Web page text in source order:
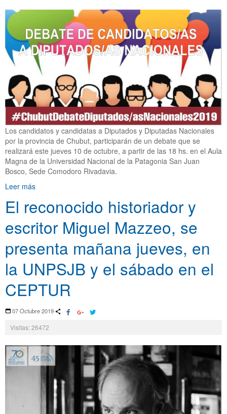
Los candidatos y candidatas a Diputados y Diputadas Nacionales
por la provincia de Chubut, participarán de un debate que se
realizará este jueves 10 de octubre, a partir de las 18 hs. en el Aula
Magna de la Universidad Nacional de la Patagonia San Juan
Bosco, Sede Comodoro Rivadavia.
Leer más
El reconocido historiador y
escritor Miguel Mazzeo, se
presenta mañana jueves, en
la UNPSJB y el sábado en el
CEPTUR
07 Octubre 2019
Visitas: 26472